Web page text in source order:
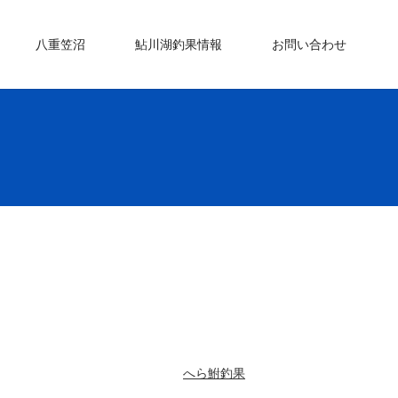
八重笠沼 鮎川湖釣果情報 お問い合わせ
へら鮒釣果